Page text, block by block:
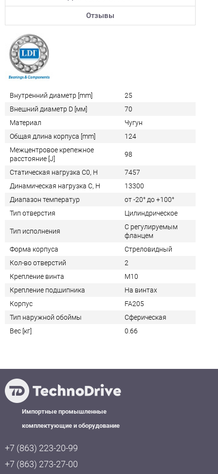
Отзывы
Внутренний диаметр [mm]
25
Внешний диаметр D [мм]
70
Материал
Чугун
Общая длина корпуса [mm]
124
Межцентровое крепежное
расстояние [J]
98
Статическая нагрузка C0, Н
7457
Динамическая нагрузка C, Н
13300
Диапазон температур
от -20° до +100°
Тип отверстия
Цилиндрическое
Тип исполнения
С регулируемым
фланцем
Форма корпуса
Стреловидный
Кол-во отверстий
2
Крепление винта
M10
Крепление подшипника
На винтах
Корпус
FA205
Тип наружной обоймы
Сферическая
Вес [кг]
0.66
Импортные промышленные
комплектующие и оборудование
+7 (863) 223-20-99
+7 (863) 273-27-00